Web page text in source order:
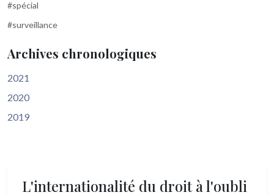
#spécial
#surveillance
Archives chronologiques
2021
2020
2019
L'internationalité du droit à l'oubli